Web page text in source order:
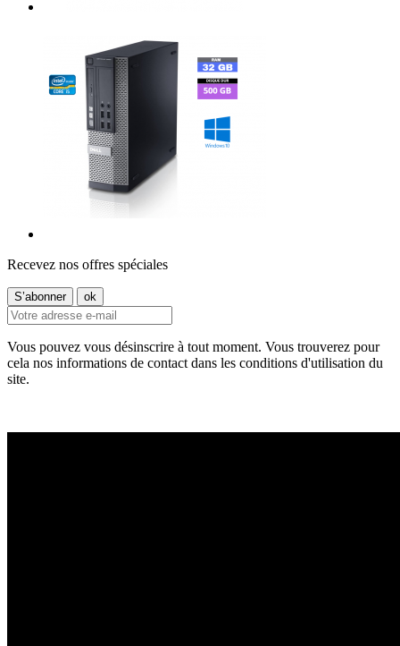
Recevez nos offres spéciales
Vous pouvez vous désinscrire à tout moment. Vous trouverez pour
cela nos informations de contact dans les conditions d'utilisation du
site.